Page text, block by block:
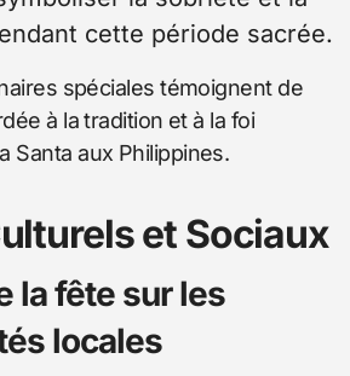
cette période sacrée.
spéciales témoignent de
à la tradition et à la foi
Santa aux Philippines.
et Sociaux
la fête sur les
locales